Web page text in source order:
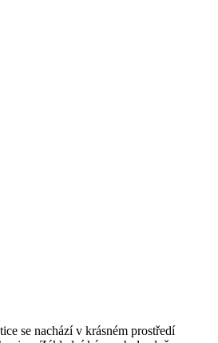
se nachází v krásném prostředí